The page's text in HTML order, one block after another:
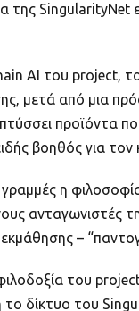
της SingularityNet
AI του project, το
μετά από μια
προϊόντα
βοηθός για τον
γραμμές η
ανταγωνιστές
εκμάθησης –
του
το δίκτυο του